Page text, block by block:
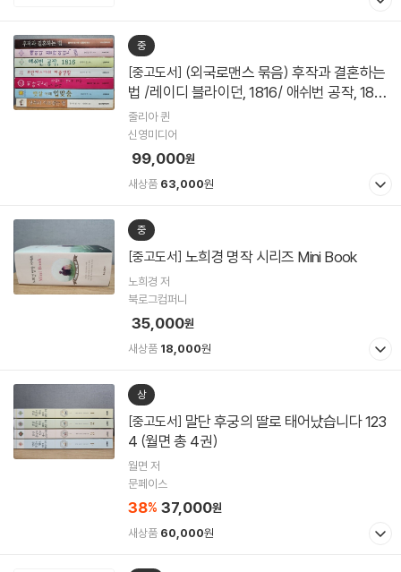
중
[중고도서]
법 /레이디 블라이던, 1816/ 애쉬번 공작, 181
6 /프란체스카의 이중생활 / 히아신스에겐 뭔
가 특별한 것이 있다! / 햇살 아래 입맞춤 / 상
줄리아 퀸
신영미디어
99,000원
새상품 63,000원
중
[중고도서] 노희경 명작 시리즈 Mini Book
노희경 저
북로그컴퍼니
35,000원
새상품 18,000원
상
[중고도서]
4 (월면 총 4권)
월면 저
문페이스
38% 37,000원
새상품 60,000원